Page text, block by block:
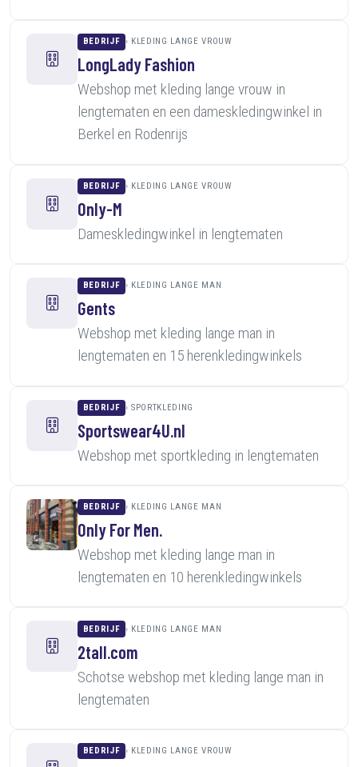
BEDRIJF KLEDING LANGE VROUW
LongLady Fashion
Webshop met kleding lange vrouw in
lengtematen en een dameskledingwinkel in
Berkel en Rodenrijs
BEDRIJF KLEDING LANGE VROUW
Only-M
Dameskledingwinkel in lengtematen
BEDRIJF KLEDING LANGE MAN
Gents
Webshop met kleding lange man in
lengtematen en 15 herenkledingwinkels
BEDRIJF SPORTKLEDING
Sportswear4U.nl
Webshop met sportkleding in lengtematen
BEDRIJF KLEDING LANGE MAN
Only For Men.
Webshop met kleding lange man in
lengtematen en 10 herenkledingwinkels
BEDRIJF KLEDING LANGE MAN
2tall.com
Schotse webshop met kleding lange man in
lengtematen
BEDRIJF KLEDING LANGE VROUW